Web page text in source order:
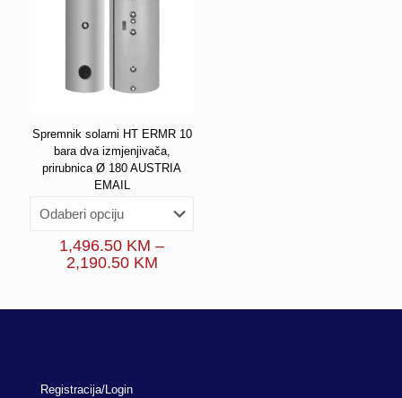
Spremnik solarni HT ERMR 10
bara dva izmjenjivača,
prirubnica Ø 180 AUSTRIA
EMAIL
1,496.50 KM –
2,190.50 KMPrice
through
Registracija/Login